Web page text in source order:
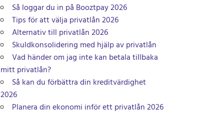
Så loggar du in på Booztpay 2026
Tips för att välja privatlån 2026
Alternativ till privatlån 2026
Skuldkonsolidering med hjälp av privatlån
Vad händer om jag inte kan betala tillbaka
mitt privatlån?
Så kan du förbättra din kreditvärdighet
2026
Planera din ekonomi inför ett privatlån 2026